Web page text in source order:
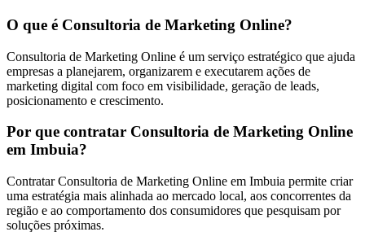
O que é Consultoria de Marketing Online?
Consultoria de Marketing Online é um serviço estratégico que ajuda
empresas a planejarem, organizarem e executarem ações de
marketing digital com foco em visibilidade, geração de leads,
posicionamento e crescimento.
Por que contratar Consultoria de Marketing Online
em Imbuia?
Contratar Consultoria de Marketing Online em Imbuia permite criar
uma estratégia mais alinhada ao mercado local, aos concorrentes da
região e ao comportamento dos consumidores que pesquisam por
soluções próximas.